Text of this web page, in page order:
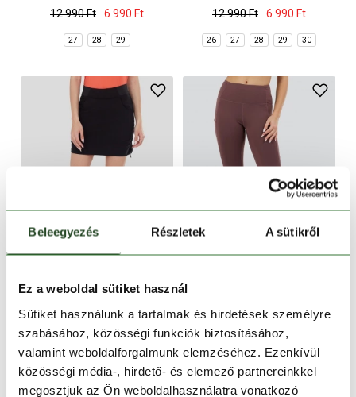
Beleegyezés Részletek A sütikről
Ez a weboldal sütiket használ
Sütiket használunk a tartalmak és hirdetések személyre
szabásához, közösségi funkciók biztosításához,
valamint weboldalforgalmunk elemzéséhez. Ezenkívül
közösségi média-, hirdető- és elemező partnereinkkel
megosztjuk az Ön weboldalhasználatra vonatkozó
12 990 Ft
6 990 Ft
27 28 29
12 990 Ft
6 990 Ft
26 27 28 29 30
15 990 Ft
12 990 Ft
XS S M L
15 990 Ft
12 950 Ft
XS S M L XL